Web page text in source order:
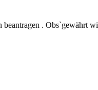
. Obs`gewährt